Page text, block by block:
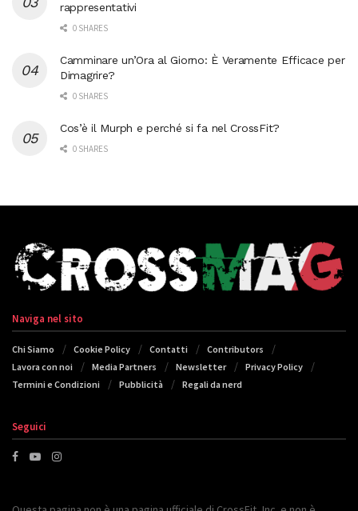
rappresentativi
0 SHARES
Camminare un’Ora al Giorno: È Veramente Efficace per
Dimagrire?
0 SHARES
Cos’è il Murph e perché si fa nel CrossFit?
0 SHARES
Naviga nel sito
Chi Siamo Cookie Policy Contatti
Contributors
Lavora con noi
Media Partners Newsletter
Privacy Policy
Termini e Condizioni
Pubblicità Regali da nerd
Seguici